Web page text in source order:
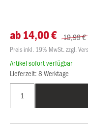
ab 14,00 € 19,99 €
Preis inkl. 19% MwSt. zzgl.
Artikel sofort verfügbar
Lieferzeit: 8 Werktage